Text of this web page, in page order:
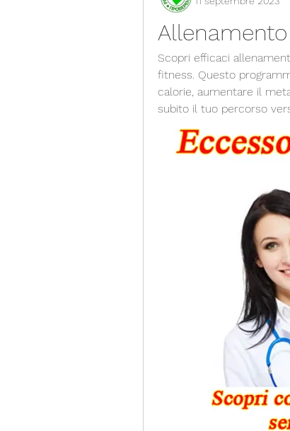
Scopri efficaci
fitness. Questo
calorie, aumentare il
subito il tuo percorso